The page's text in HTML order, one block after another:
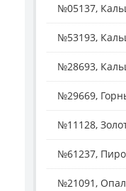
№05137,
№53193,
№28693,
№29669,
№11128,
№61237,
№21091,